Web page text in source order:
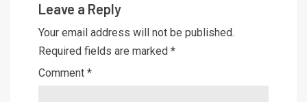
Leave a Reply
Your email address will not be published.
Required fields are marked *
Comment *